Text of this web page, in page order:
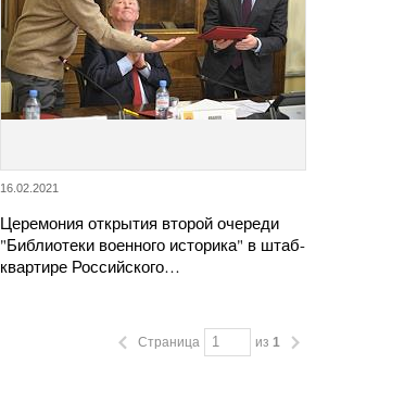
16.02.2021
Церемония открытия второй очереди
"Библиотеки военного историка" в штаб-
квартире Российского…
Страница из 1